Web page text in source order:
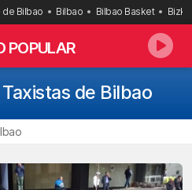
de Bilbao Bilbao Bilbao Basket
POPULAR
de Bilbao